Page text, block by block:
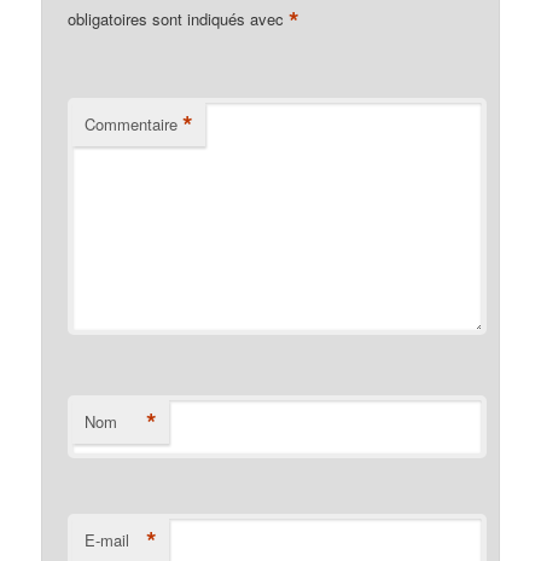
obligatoires sont indiqués avec*
Commentaire *
Nom *
E-mail *